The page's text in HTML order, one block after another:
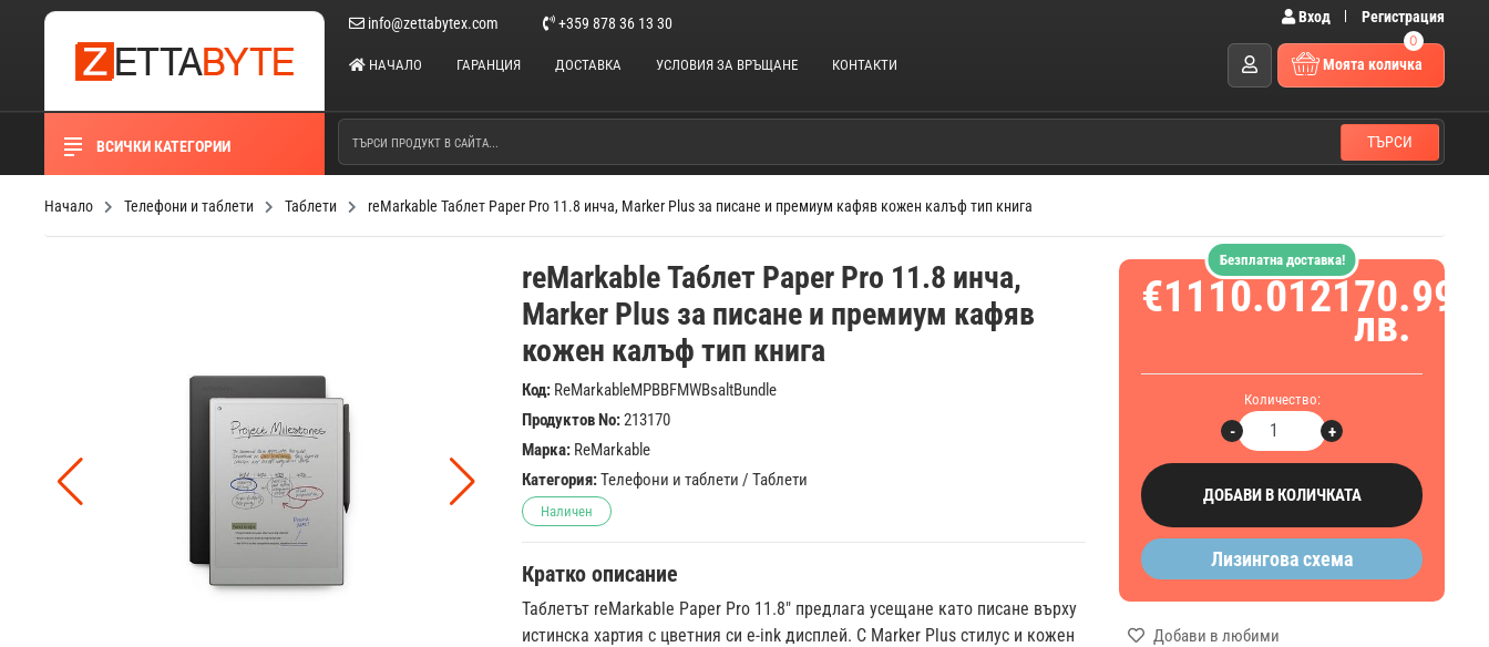
info@zettabytex.com +359 878 36 13 30 Вход Регистрация
НАЧАЛО ГАРАНЦИЯ ДОСТАВКА УСЛОВИЯ ЗА ВРЪЩАНЕ КОНТАКТИ
0
Моята количка
ВСИЧКИ КАТЕГОРИИ ТЪРСИ
Начало Телефони и таблети Таблети reMarkable Таблет Paper Pro 11.8 инча, Marker Plus за писане и премиум кафяв кожен калъф тип книга
reMarkable Таблет Paper Pro 11.8 инча,
Marker Plus за писане и премиум кафяв
кожен калъф тип книга
Код: ReMarkableMPBBFMWBsaltBundle
Продуктов No:213170
Марка: ReMarkable
Категория:Телефони и таблети /Таблети
Наличен
Кратко описание
Таблетът reMarkable Paper Pro 11.8" предлага усещане като писане върху
истинска хартия с цветния си e-ink дисплей. С Marker Plus стилус и кожен
€1110.012170.99
лв.
Количество:
+
-
ДОБАВИ В КОЛИЧКАТА
Безплатна доставка!
Лизингова схема
Добави в любими